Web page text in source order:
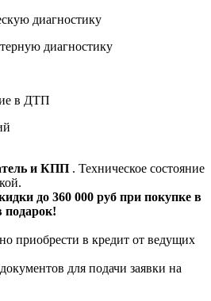
диагностику
диагностику
в ДТП
и КПП . Техническое состояние
до 360 000 руб при покупке в
подарок!
приобрести в кредит от ведущих
для подачи заявки на